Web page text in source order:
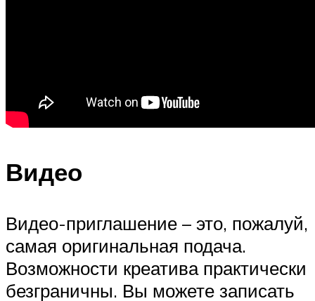
Видео
Видео-приглашение – это, пожалуй,
самая оригинальная подача.
Возможности креатива практически
безграничны. Вы можете записать